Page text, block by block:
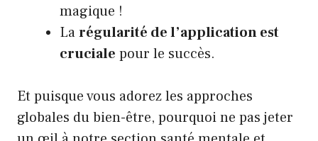
magique !
Larégularité de l’application est
cruciale pour le succès.
Et puisque vous adorez les approches
globales du bien-être, pourquoi ne pas jeter